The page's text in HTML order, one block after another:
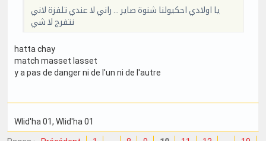
يا اولادي احكيولنا شنوة صاير … راني لا عندي تلفزة لاني
نتفرج لا شي
hatta chay
match masset lasset
y a pas de danger ni de l'un ni de l'autre
Wlid'ha 01, Wlid'ha 01